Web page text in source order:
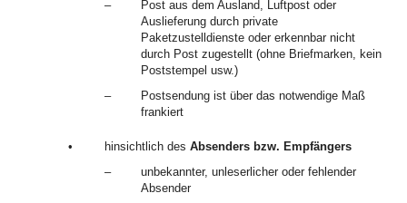
–
Post aus dem Ausland, Luftpost oder
Auslieferung durch private
Paketzustelldienste oder erkennbar nicht
durch Post zugestellt (ohne Briefmarken, kein
Poststempel usw.)
–
Postsendung ist über das notwendige Maß
frankiert
• hinsichtlich des Absenders bzw. Empfängers
–
unbekannter, unleserlicher oder fehlender
Absender